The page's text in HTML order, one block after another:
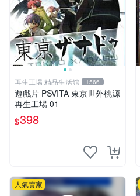
再生工場 精品生活館 1566
遊戲片 PSVITA 東京世外桃源
再生工場 01
$398
人氣賣家